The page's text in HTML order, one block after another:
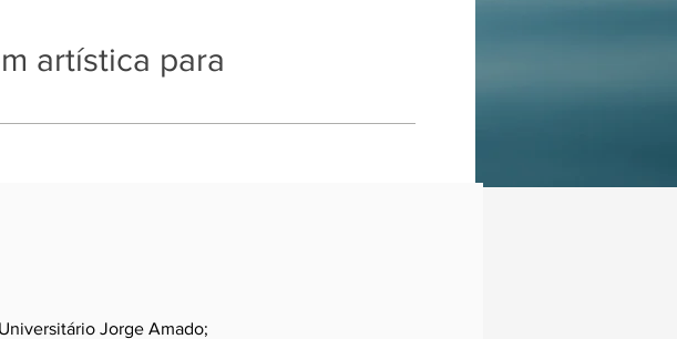
artística para
Jorge Amado;